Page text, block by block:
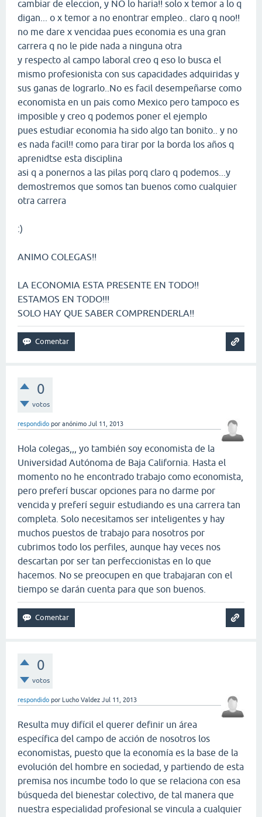
cambiar de eleccion, y NO lo haria!! solo x temor a lo q
digan... o x temor a no enontrar empleo.. claro q noo!!
no me dare x vencidaa pues economia es una gran
carrera q no le pide nada a ninguna otra
y respecto al campo laboral creo q eso lo busca el
mismo profesionista con sus capacidades adquiridas y
sus ganas de lograrlo..No es facil desempeñarse como
economista en un pais como Mexico pero tampoco es
imposible y creo q podemos poner el ejemplo
pues estudiar economia ha sido algo tan bonito.. y no
es nada facil!! como para tirar por la borda los años q
aprenidtse esta disciplina
asi q a ponernos a las pilas porq claro q podemos...y
demostremos que somos tan buenos como cualquier
otra carrera
:)
ANIMO COLEGAS!!
LA ECONOMIA ESTA PRESENTE EN TODO!!
ESTAMOS EN TODO!!!
SOLO HAY QUE SABER COMPRENDERLA!!
0
votos
respondido por anónimo Jul 11, 2013
Hola colegas,,, yo también soy economista de la
Universidad Autónoma de Baja California. Hasta el
momento no he encontrado trabajo como economista,
pero preferí buscar opciones para no darme por
vencida y preferí seguir estudiando es una carrera tan
completa. Solo necesitamos ser inteligentes y hay
muchos puestos de trabajo para nosotros por
cubrimos todo los perfiles, aunque hay veces nos
descartan por ser tan perfeccionistas en lo que
hacemos. No se preocupen en que trabajaran con el
tiempo se darán cuenta para que son buenos.
0
votos
respondido por Lucho Valdez Jul 11, 2013
Resulta muy difícil el querer definir un área
específica del campo de acción de nosotros los
economistas, puesto que la economía es la base de la
evolución del hombre en sociedad, y partiendo de esta
premisa nos incumbe todo lo que se relaciona con esa
búsqueda del bienestar colectivo, de tal manera que
nuestra especialidad profesional se vincula a cualquier